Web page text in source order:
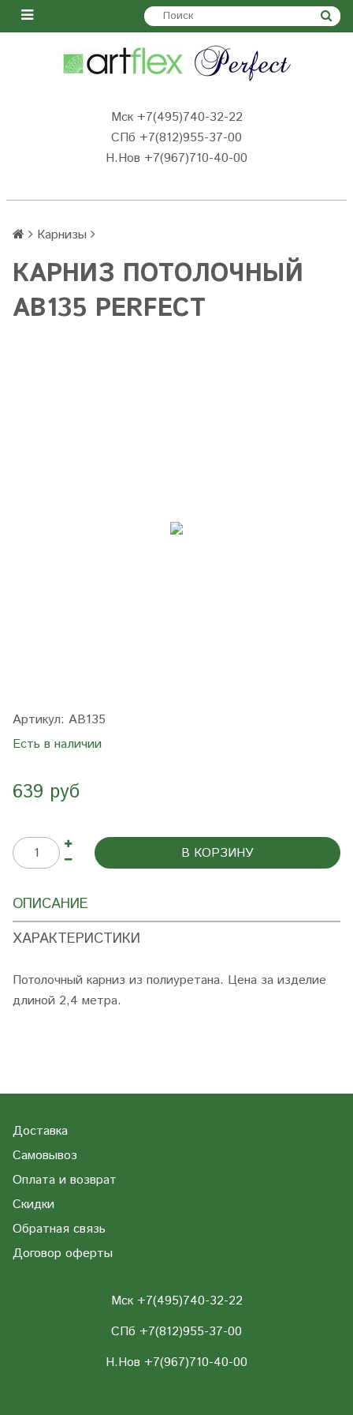
Мск +7(495)740-32-22
СПб +7(812)955-37-00
Н.Нов +7(967)710-40-00
Карнизы
КАРНИЗ ПОТОЛОЧНЫЙ
AB135 PERFECT
Артикул: AB135
Есть в наличии
639 руб
В КОРЗИНУ
ОПИСАНИЕ
ХАРАКТЕРИСТИКИ
Потолочный карниз из полиуретана. Цена за изделие
длиной 2,4 метра.
Доставка
Самовывоз
Оплата и возврат
Скидки
Обратная связь
Договор оферты
Мск +7(495)740-32-22
СПб +7(812)955-37-00
Н.Нов +7(967)710-40-00